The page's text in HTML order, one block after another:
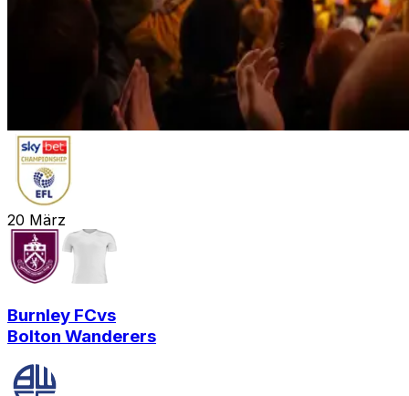
20 März
Burnley FCvs
Bolton Wanderers